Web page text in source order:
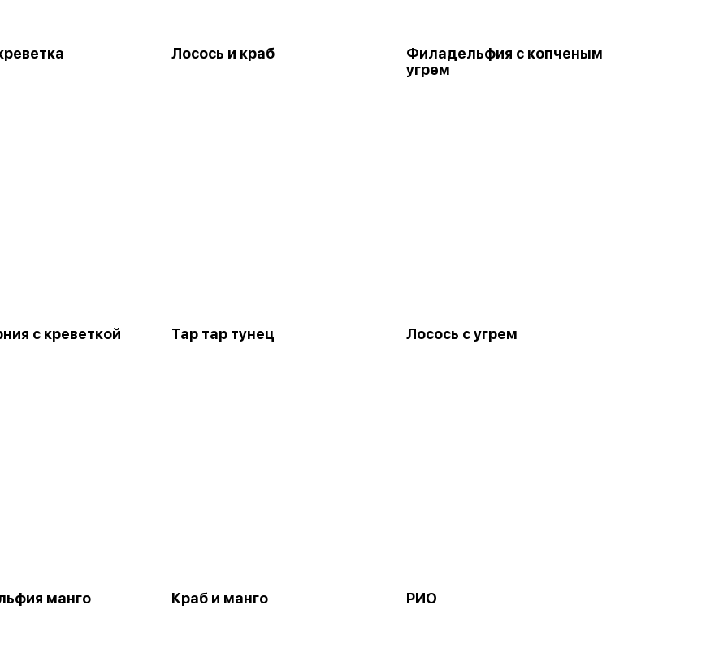
Лосось и краб
Филадельфия с копченым
угрем
с креветкой Тар тар тунец Лосось с угрем
манго Краб и манго РИО